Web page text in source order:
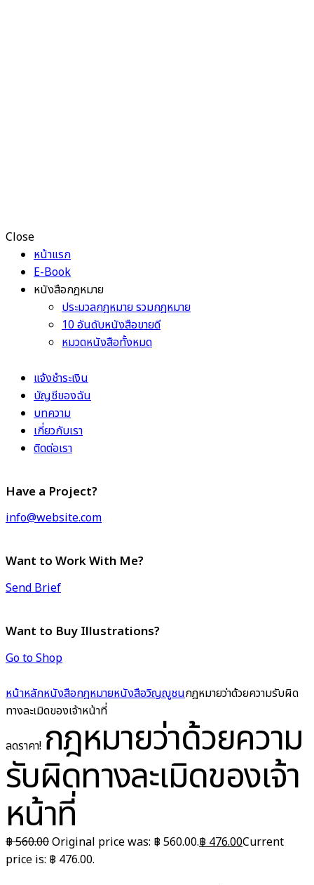
Close
หน้าแรก
E-Book
หนังสือกฎหมาย
ประมวลกฎหมาย รวมกฎหมาย
10 อันดับหนังสือขายดี
หมวดหนังสือทั้งหมด
แจ้งชำระเงิน
บัญชีของฉัน
บทความ
เกี่ยวกับเรา
ติดต่อเรา
Have a Project?
info@website.com
Want to Work With Me?
Send Brief
Want to Buy Illustrations?
Go to Shop
หน้าหลักหนังสือกฎหมายหนังสือวิญญูชนกฎหมายว่าด้วยความรับผิด
ทางละเมิดของเจ้าหน้าที่
ลดราคา! กฎหมายว่าด้วยความ
รับผิดทางละเมิดของเจ้า
หน้าที่
฿560.00Original price was: ฿ 560.00.฿ 476.00Current
price is: ฿ 476.00.